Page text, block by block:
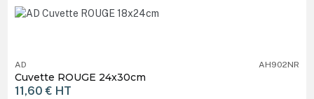
AD AH902NR
Cuvette ROUGE 24x30cm
11,60 € HT